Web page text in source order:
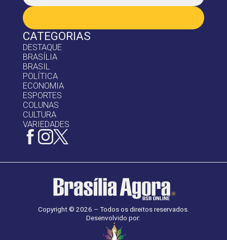
CATEGORIAS
DESTAQUE
BRASÍLIA
BRASIL
POLÍTICA
ECONOMIA
ESPORTES
COLUNAS
CULTURA
VARIEDADES
Copyright © 2026 – Todos os direitos reservados.
Desenvolvido por: